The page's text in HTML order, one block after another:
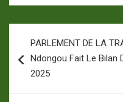
de
l’article
PARLEMENT DE LA
Ndongou Fait Le Bilan
2025